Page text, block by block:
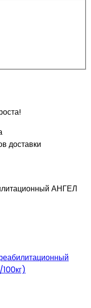
доставки
АНГЕЛ